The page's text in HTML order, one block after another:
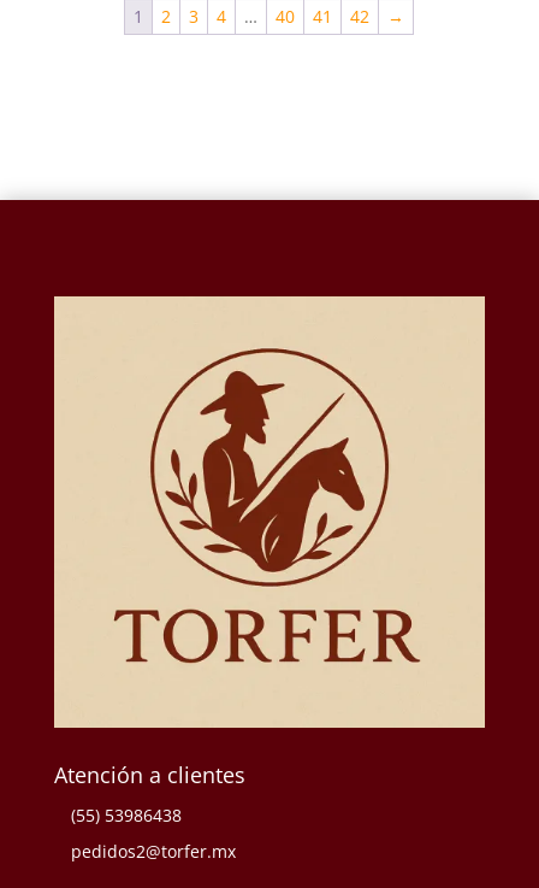
1 2 3 4 … 40 41 42 →
Atención a clientes
(55) 53986438
pedidos2@torfer.mx